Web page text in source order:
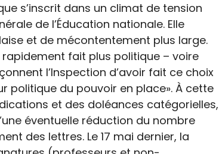
s’inscrit dans un climat de tension
de l’Éducation nationale. Elle
et de mécontentement plus large.
rapidement fait plus politique – voire
l’Inspection d’avoir fait ce choix
politique du pouvoir en place». À cette
et des doléances catégorielles,
éventuelle réduction du nombre
des lettres. Le 17 mai dernier, la